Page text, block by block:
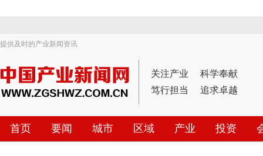
提供及时的产业新闻资讯
关注产业
科学奉献
笃行担当
追求卓越
首页 要闻 城市 区域 产业 投资